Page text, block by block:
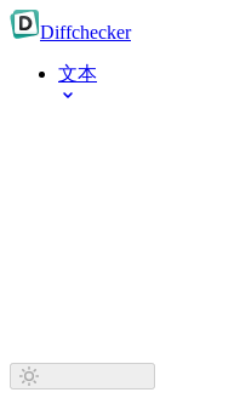
Diffchecker
文本